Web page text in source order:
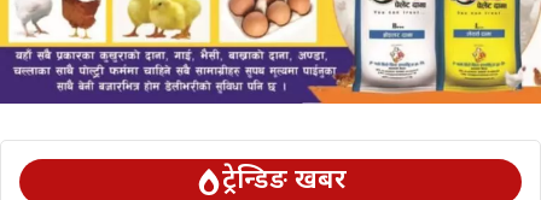
ट्रेन्डिङ खबर